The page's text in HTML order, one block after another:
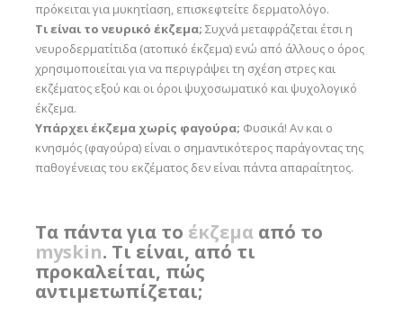
πρόκειται για μυκητίαση, επισκεφτείτε δερματολόγο.
Τι είναι το νευρικό έκζεμα; Συχνά μεταφράζεται έτσι η
νευροδερματίτιδα (ατοπικό έκζεμα) ενώ από άλλους ο όρος
χρησιμοποιείται για να περιγράψει τη σχέση στρες και
εκζέματος εξού και οι όροι ψυχοσωματικό και ψυχολογικό
έκζεμα.
Υπάρχει έκζεμα χωρίς φαγούρα; Φυσικά! Αν και ο
κνησμός (φαγούρα) είναι ο σημαντικότερος παράγοντας της
παθογένειας του εκζέματος δεν είναι πάντα απαραίτητος.
Τα πάντα για το έκζεμααπό το
myskin. Τι είναι, από τι
προκαλείται, πώς
αντιμετωπίζεται;